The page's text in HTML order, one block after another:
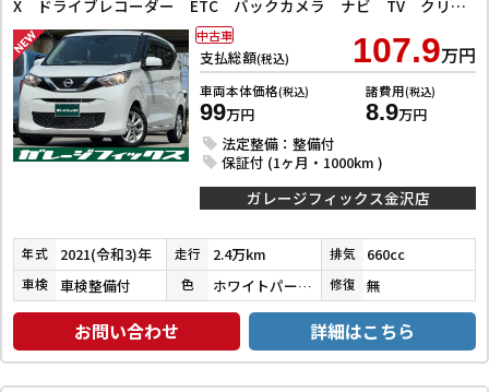
X ドライブレコーダー ETC バックカメラ ナビ TV クリアランスソナー 衝突被害軽減システム オートライト スマートキー アイドリングストップ 電動格納ミラー ベンチシート CVT 盗難防止システム
支払総額(税込) 107.9万円
車両本体価格(税込)
99万円
諸費用(税込)
8.9万円
法定整備：整備付
保証付 (1ヶ月・1000km )
中古車
ガレージフィックス金沢店
年式 2021(令和3)年 走行 2.4万km 排気 660cc
車検 車検整備付 色 ホワイトパール３コートパール 修復 無
お問い合わせ 詳細はこちら